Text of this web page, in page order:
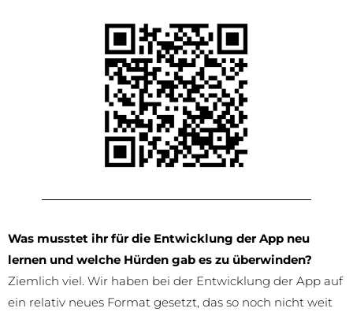
Was musstet ihr für die Entwicklung der App neu
lernen und welche Hürden gab es zu überwinden?
Ziemlich viel. Wir haben bei der Entwicklung der App auf
ein relativ neues Format gesetzt, das so noch nicht weit